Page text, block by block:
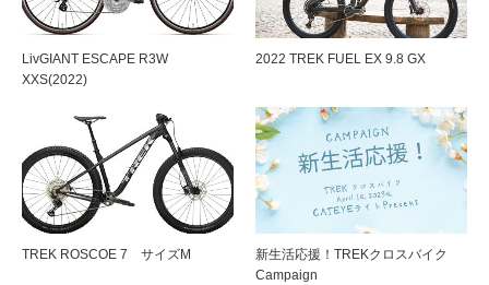
LivGIANT ESCAPE R3W
XXS(2022)
2022 TREK FUEL EX 9.8 GX
TREK ROSCOE 7 サイズM
新生活応援！TREKクロスバイク
Campaign